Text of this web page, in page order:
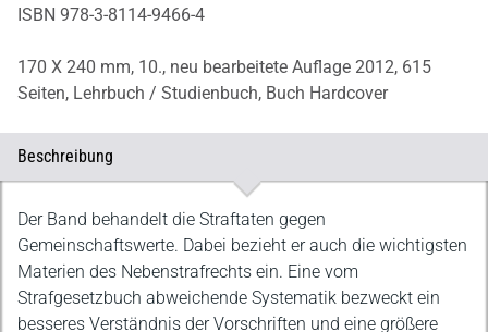
ISBN 978-3-8114-9466-4
170 X 240 mm, 10., neu bearbeitete Auflage 2012, 615
Seiten, Lehrbuch / Studienbuch, Buch Hardcover
Beschreibung
Beschreibung
Der Band behandelt die Straftaten gegen
Gemeinschaftswerte. Dabei bezieht er auch die wichtigsten
Materien des Nebenstrafrechts ein. Eine vom
Strafgesetzbuch abweichende Systematik bezweckt ein
besseres Verständnis der Vorschriften und eine größere